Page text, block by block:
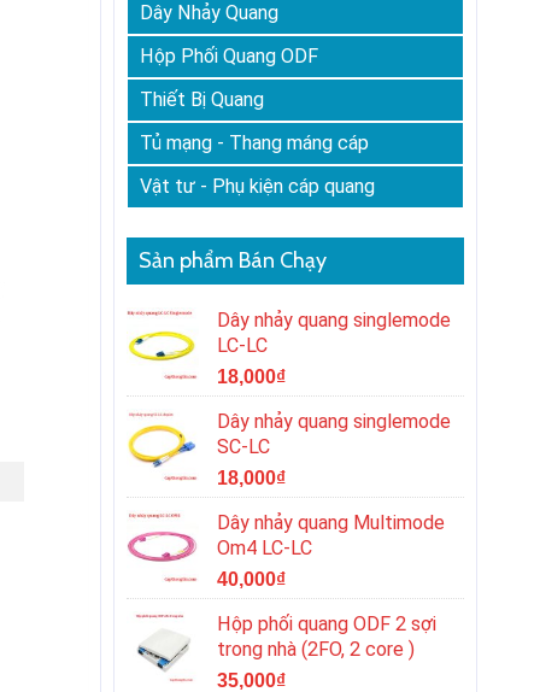
Dây Nhảy Quang
Hộp Phối Quang ODF
Thiết Bị Quang
Tủ mạng - Thang máng cáp
Vật tư - Phụ kiện cáp quang
Sản phẩm Bán Chạy
Dây nhảy quang singlemode
LC-LC
18,000₫
Dây nhảy quang singlemode
SC-LC
18,000₫
Dây nhảy quang Multimode
Om4 LC-LC
40,000₫
Hộp phối quang ODF 2 sợi
trong nhà (2FO, 2 core )
35,000₫